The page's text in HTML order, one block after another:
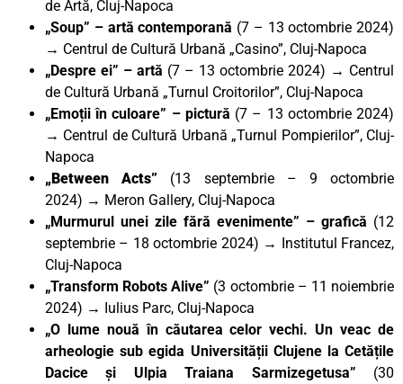
de Artă, Cluj-Napoca
„Soup” – artă contemporană (7 – 13 octombrie 2024)
→ Centrul de Cultură Urbană „Casino”, Cluj-Napoca
„Despre ei” – artă (7 – 13 octombrie 2024) → Centrul
de Cultură Urbană „Turnul Croitorilor”, Cluj-Napoca
„Emoții în culoare” – pictură (7 – 13 octombrie 2024)
→ Centrul de Cultură Urbană „Turnul Pompierilor”, Cluj-
Napoca
„Between Acts” (13 septembrie – 9 octombrie
2024) → Meron Gallery, Cluj-Napoca
„Murmurul unei zile fără evenimente” – grafică (12
septembrie – 18 octombrie 2024) → Institutul Francez,
Cluj-Napoca
„Transform Robots Alive” (3 octombrie – 11 noiembrie
2024) → Iulius Parc, Cluj-Napoca
„O lume nouă în căutarea celor vechi. Un veac de
arheologie sub egida Universității Clujene la Cetățile
Dacice și Ulpia Traiana Sarmizegetusa” (30